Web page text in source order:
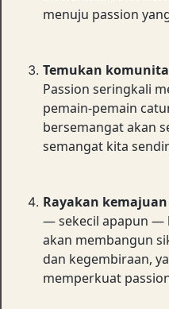
menuju passion
Temukan
Passion seringkali
pemain-pemain
bersemangat akan
semangat kita
Rayakan
— sekecil apapun —
akan membangun
dan kegembiraan,
memperkuat